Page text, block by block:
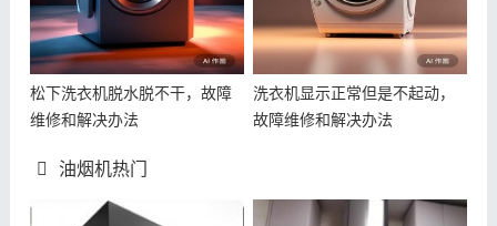
松下洗衣机脱水脱不干，故障
维修和解决办法
洗衣机显示正常但是不起动，
故障维修和解决办法
油烟机热门